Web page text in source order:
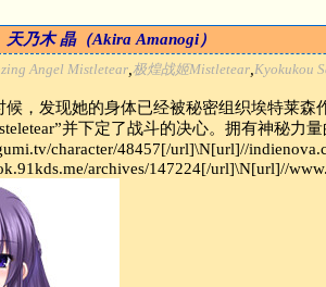
乃木 晶（Akira Amanogi）
Angel Mistletear 极煌战姬Mistletear Kyokukou
候，发现她的身体已经被秘密组织埃特莱森
并下定了战斗的决心。拥有神秘力
character/48457[/url]\N[url]//
archives/147224[/url]\N[url]//